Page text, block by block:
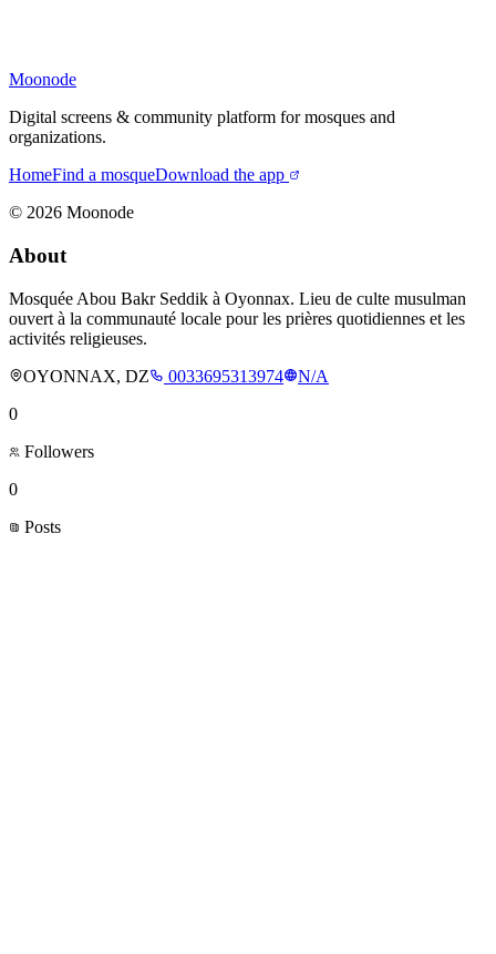
Moonode
Digital screens & community platform for mosques and
organizations.
HomeFind a mosqueDownload the app
© 2026 Moonode
About
Mosquée Abou Bakr Seddik à Oyonnax. Lieu de culte musulman
ouvert à la communauté locale pour les prières quotidiennes et les
activités religieuses.
OYONNAX, DZ
0033695313974
N/A
0
Followers
0
Posts